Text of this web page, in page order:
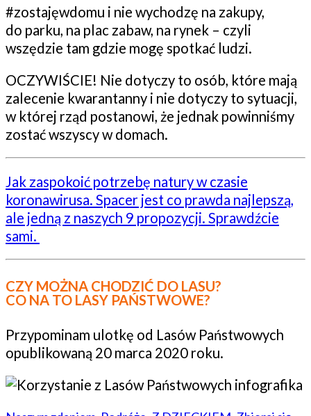
#zostajęwdomu i nie wychodzę na zakupy,
do parku, na plac zabaw, na rynek – czyli
wszędzie tam gdzie mogę spotkać ludzi.
OCZYWIŚCIE! Nie dotyczy to osób, które mają
zalecenie kwarantanny i nie dotyczy to sytuacji,
w której rząd postanowi, że jednak powinniśmy
zostać wszyscy w domach.
Jak zaspokoić potrzebę natury w czasie
koronawirusa. Spacer jest co prawda najlepszą,
ale jedną z naszych 9 propozycji. Sprawdźcie
sami.
CZY MOŻNA CHODZIĆ DO LASU?
CO NA TO LASY PAŃSTWOWE?
Przypominam ulotkę od Lasów Państwowych
opublikowaną 20 marca 2020 roku.